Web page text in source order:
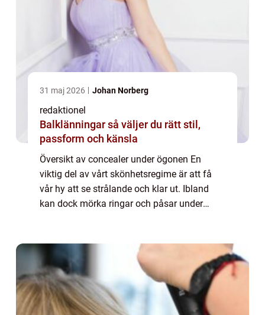
31 maj 2026 Johan Norberg
redaktionel
Balklänningar så väljer du rätt stil,
passform och känsla
Översikt av concealer under ögonen En
viktig del av vårt skönhetsregime är att få
vår hy att se strålande och klar ut. Ibland
kan dock mörka ringar och påsar under
...